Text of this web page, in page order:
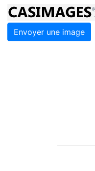
Envoyer une image